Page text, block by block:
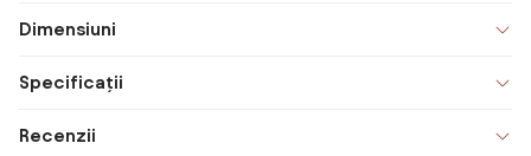
Dimensiuni
Specificații
Recenzii